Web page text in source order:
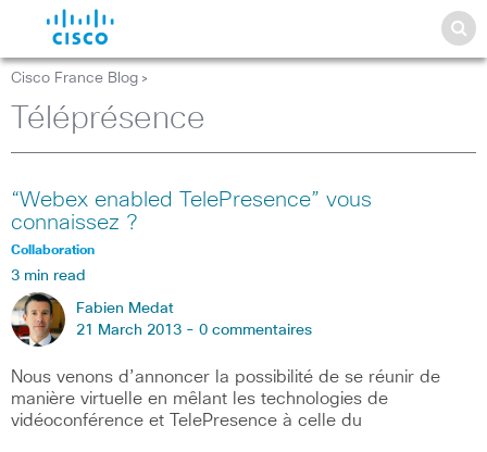
Cisco France Blog >
Téléprésence
“Webex enabled TelePresence” vous
connaissez ?
Collaboration
3 min read
Fabien Medat
21 March 2013 - 0 commentaires
Nous venons d’annoncer la possibilité de se réunir de
manière virtuelle en mêlant les technologies de
vidéoconférence et TelePresence à celle du